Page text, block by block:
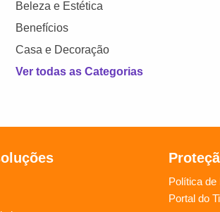
Beleza e Estética
Benefícios
Casa e Decoração
Ver todas as Categorias
Política de
Portal do